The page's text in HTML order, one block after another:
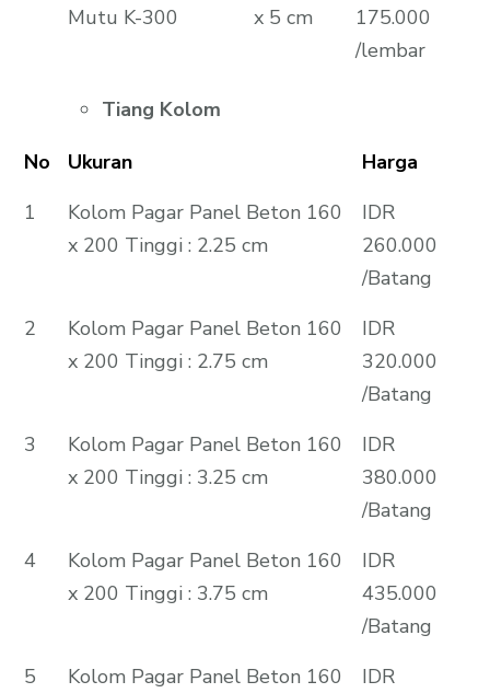
Mutu K-300
x 5 cm
175.000
/lembar
Tiang Kolom
No
Ukuran
Harga
1
Kolom Pagar Panel Beton 160
x 200 Tinggi : 2.25 cm
IDR
260.000
/Batang
2
Kolom Pagar Panel Beton 160
x 200 Tinggi : 2.75 cm
IDR
320.000
/Batang
3
Kolom Pagar Panel Beton 160
x 200 Tinggi : 3.25 cm
IDR
380.000
/Batang
4
Kolom Pagar Panel Beton 160
x 200 Tinggi : 3.75 cm
IDR
435.000
/Batang
5
Kolom Pagar Panel Beton 160
IDR